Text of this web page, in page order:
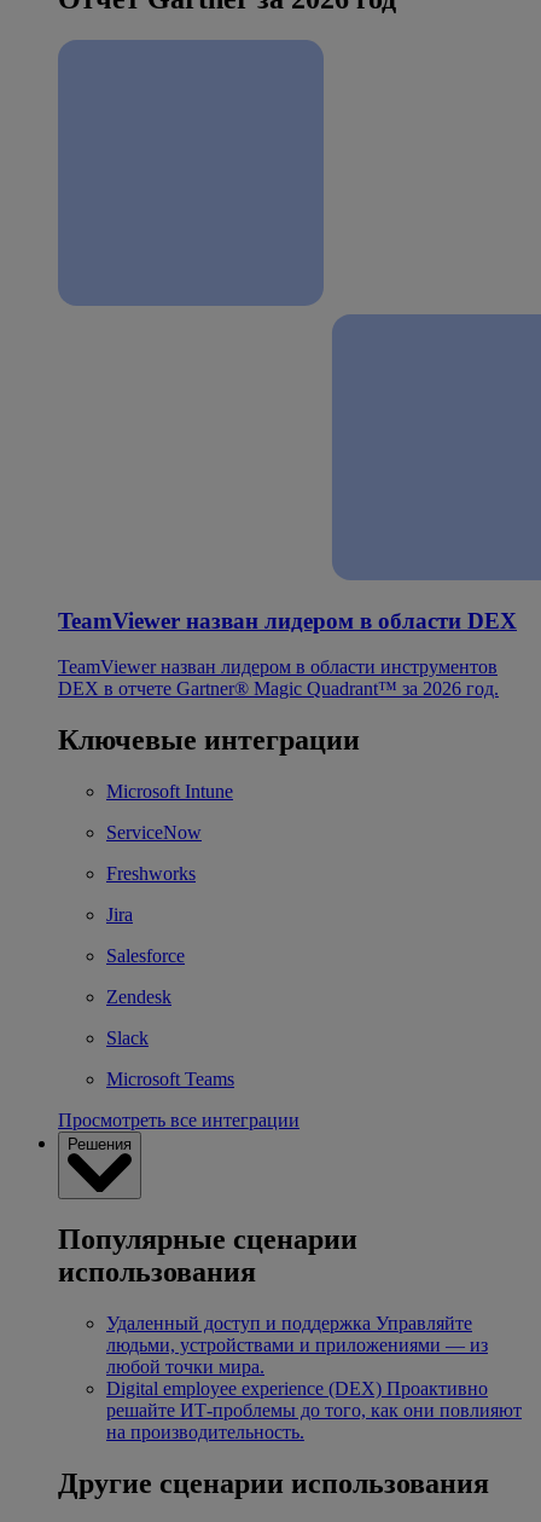
TeamViewer назван лидером в области DEX
TeamViewer назван лидером в области инструментов
DEX в отчете Gartner® Magic Quadrant™ за 2026 год.
Ключевые интеграции
Microsoft Intune
ServiceNow
Freshworks
Jira
Salesforce
Zendesk
Slack
Microsoft Teams
Просмотреть все интеграции
Решения
Популярные сценарии
использования
Удаленный доступ и поддержка Управляйте
людьми, устройствами и приложениями — из
любой точки мира.
Digital employee experience (DEX) Проактивно
решайте ИТ-проблемы до того, как они повлияют
на производительность.
Другие сценарии использования